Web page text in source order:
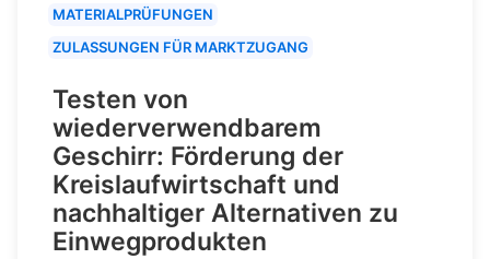
MATERIALPRÜFUNGEN
ZULASSUNGEN FÜR MARKTZUGANG
Testen von
wiederverwendbarem
Geschirr: Förderung der
Kreislaufwirtschaft und
nachhaltiger Alternativen zu
Einwegprodukten